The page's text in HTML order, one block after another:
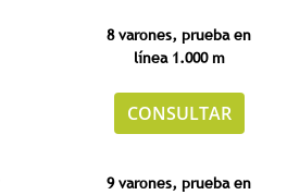
8 varones, prueba en
línea 1.000 m
CONSULTAR
9 varones, prueba en